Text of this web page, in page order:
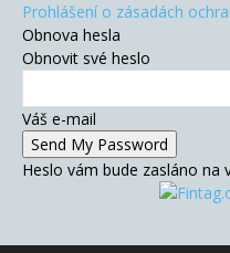
Prohlášení o zásadách
Obnova hesla
Obnovit své heslo
Váš e-mail
Heslo vám bude zasláno na